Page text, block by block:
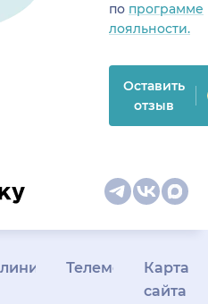
по программе
лояльности.
Оставить
отзыв
Телемедицина
Карта
сайта